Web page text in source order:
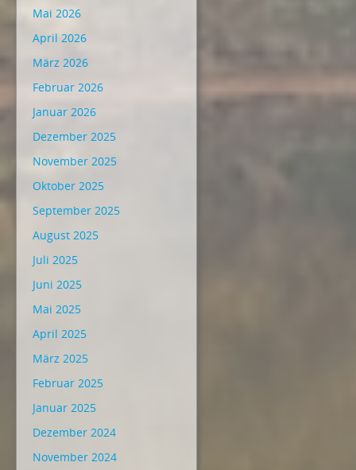
Mai 2026
April 2026
März 2026
Februar 2026
Januar 2026
Dezember 2025
November 2025
Oktober 2025
September 2025
August 2025
Juli 2025
Juni 2025
Mai 2025
April 2025
März 2025
Februar 2025
Januar 2025
Dezember 2024
November 2024